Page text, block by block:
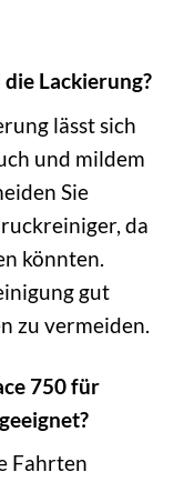
Lackierung?
lässt sich
und mildem
Sie
da
könnten.
gut
zu vermeiden.
750 für
Fahrten